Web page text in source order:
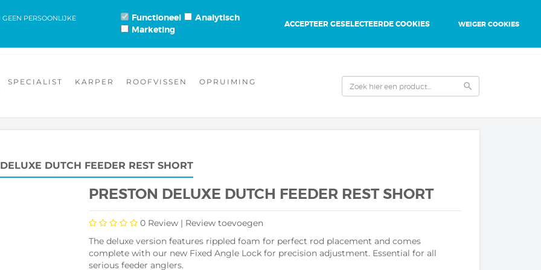
TTL HENGELSPORT DE DRENNAN SPECIALIST VAN EUROPA.
SPECIALIST KARPER ROOFVISSEN OPRUIMING search
DUTCH FEEDER REST SHORT
PRESTON DELUXE DUTCH FEEDER REST SHORT
0Review | Review toevoegen
The deluxe version features rippled foam for perfect rod placement and comes
complete with our new Fixed Angle Lock for precision adjustment. Essential for all
serious feeder anglers.
PERSOONLIJKE
Functioneel
Analytisch
Marketing
ACCEPTEER GESELECTEERDE COOKIES WEIGER COOKIES